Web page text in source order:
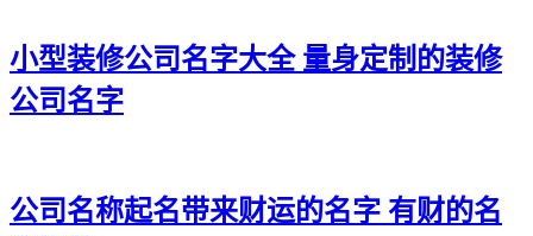
小型装修公司名字大全 量身定制的装修
公司名字
公司名称起名带来财运的名字 有财的名